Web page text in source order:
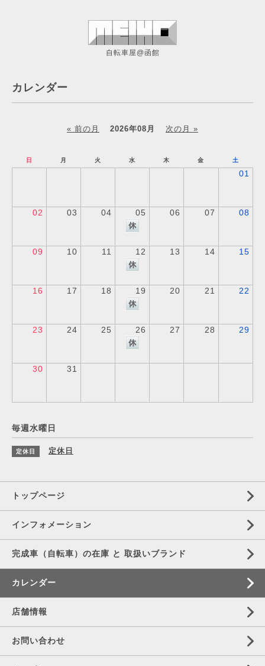
自転車屋@函館
カレンダー
« 前の月 2026年08月 次の月 »
日 月 火 水 木 金 土
01
02 03 04 05 06 07 08
09 10 11 12 13 14 15
16 17 18 19 20 21 22
23 24 25 26 27 28 29
30 31
毎週水曜日
定休日 定休日
トップページ
インフォメーション
完成車（自転車）の在庫 と 取扱いブランド
カレンダー
店舗情報
お問い合わせ